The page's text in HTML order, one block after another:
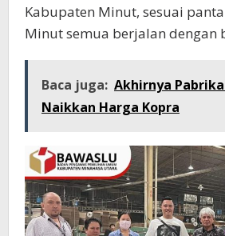
Kabupaten Minut, sesuai
Minut semua berjalan dengan
Baca juga: Akhirnya
Naikkan Harga Kopra